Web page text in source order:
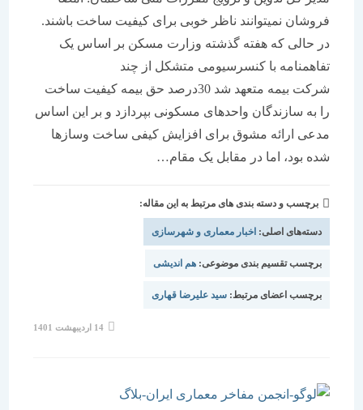
فروشان نمیتوانند ناظر خوبی برای کیفیت ساخت باشند.
در حالی که هفته گذشته وزارت مسکن بر اساس یک
تفاهمنامه با کنسرسیومی متشکل از چند
شرکت بیمه متعهد شد 30درصد حق بیمه کیفیت ساخت
را به سازندگان واحدهای مسکونی بپردازد و بر این اساس
مدعی ارائه مشوق برای افزایش کیفی ساخت وسازها
شده بود، اما در مقابل یک مقام…
برچسب و دسته بندی های مرتبط به این مقاله:
دسته‌های اصلی:اخبار معماری و شهرسازی
برچسب تقسیم بندی موضوعی:هم اندیشی
برچسب اعضای مرتبط: سید علیرضا قهاری